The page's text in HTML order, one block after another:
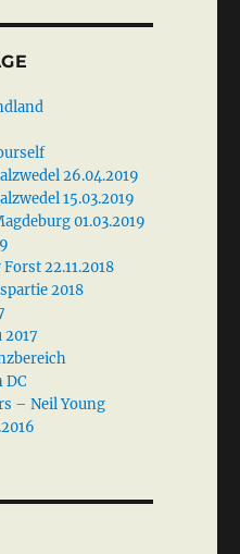
26.04.2019
15.03.2019
01.03.2019
22.11.2018
2018
2017
DC
– Neil Young